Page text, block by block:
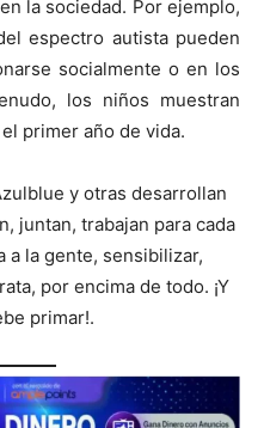
la sociedad. Por ejemplo,
espectro autista pueden
socialmente o en los
los niños muestran
primer año de vida.
y otras desarrollan
juntan, trabajan para cada
a la gente, sensibilizar,
por encima de todo. ¡Y
primar!.